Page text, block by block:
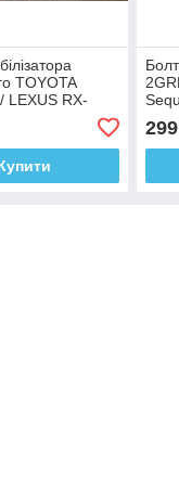
TOYOTA
LEXUS RX-
460
299